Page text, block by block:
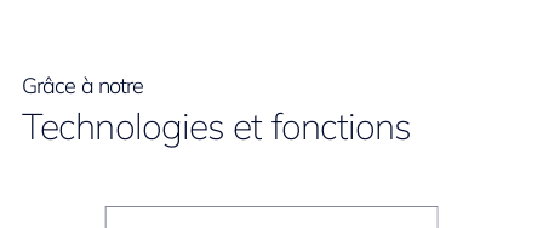
Grâce à notre
Technologies et fonctions